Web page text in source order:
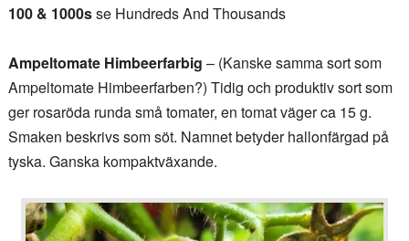
100 & 1000sse Hundreds And Thousands
Ampeltomate Himbeerfarbig – (Kanske samma sort som
Ampeltomate Himbeerfarben?) Tidig och produktiv sort som
ger rosaröda runda små tomater, en tomat väger ca 15 g.
Smaken beskrivs som söt. Namnet betyder hallonfärgad på
tyska. Ganska kompaktväxande.